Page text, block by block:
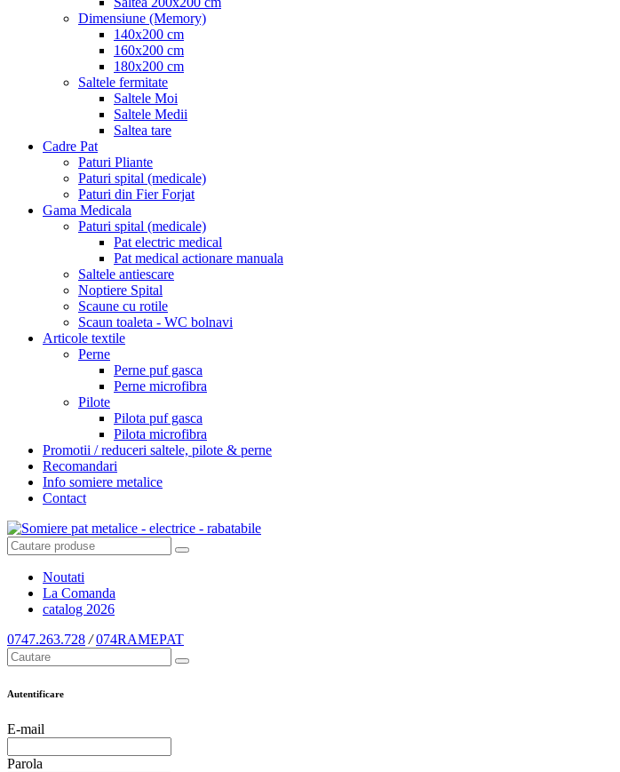
Dimensiune (Memory)
140x200 cm
160x200 cm
180x200 cm
Saltele fermitate
Saltele Moi
Saltele Medii
Saltea tare
Cadre Pat
Paturi Pliante
Paturi spital (medicale)
Paturi din Fier Forjat
Gama Medicala
Paturi spital (medicale)
Pat electric medical
Pat medical actionare manuala
Saltele antiescare
Noptiere Spital
Scaune cu rotile
Scaun toaleta - WC bolnavi
Articole textile
Perne
Perne puf gasca
Perne microfibra
Pilote
Pilota puf gasca
Pilota microfibra
Promotii / reduceri saltele, pilote & perne
Recomandari
Info somiere metalice
Contact
Noutati
La Comanda
catalog 2026
0747.263.728 / 074RAMEPAT
Autentificare
E-mail
Parola